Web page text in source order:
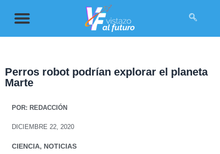
Perros robot podrían explorar el planeta
Marte
POR: REDACCIÓN
DICIEMBRE 22, 2020
CIENCIA, NOTICIAS